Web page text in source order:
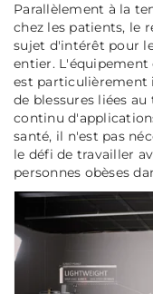
Parallèlement à la
chez les patients, le
sujet d'intérêt pour
entier. L'équipement
est particulièrement
de blessures liées
continu
santé, il n'est pas
le défi de travailler
personnes obèses